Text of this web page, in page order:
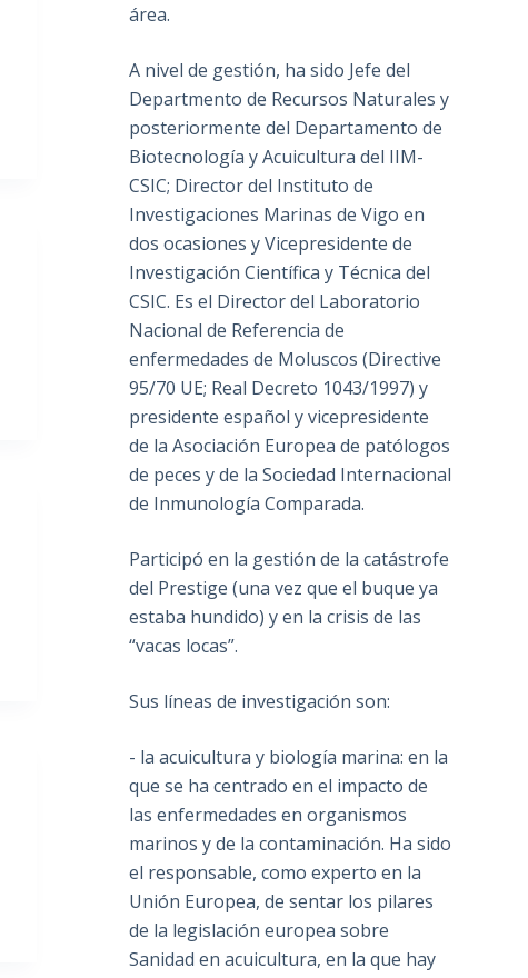
área.
A nivel de gestión, ha sido Jefe del
Departmento de Recursos Naturales y
posteriormente del Departamento de
Biotecnología y Acuicultura del IIM-
CSIC; Director del Instituto de
Investigaciones Marinas de Vigo en
dos ocasiones y Vicepresidente de
Investigación Científica y Técnica del
CSIC. Es el Director del Laboratorio
Nacional de Referencia de
enfermedades de Moluscos (Directive
95/70 UE; Real Decreto 1043/1997) y
presidente español y vicepresidente
de la Asociación Europea de patólogos
de peces y de la Sociedad Internacional
de Inmunología Comparada.
Participó en la gestión de la catástrofe
del Prestige (una vez que el buque ya
estaba hundido) y en la crisis de las
“vacas locas”.
Sus líneas de investigación son:
- la acuicultura y biología marina: en la
que se ha centrado en el impacto de
las enfermedades en organismos
marinos y de la contaminación. Ha sido
el responsable, como experto en la
Unión Europea, de sentar los pilares
de la legislación europea sobre
Sanidad en acuicultura, en la que hay